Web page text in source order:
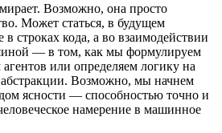
Возможно, она просто
Может статься, в будущем
в строках кода, а во взаимодействии
— в том, как мы формулируем
или определяем логику на
Возможно, мы начнем
ясности — способностью точно и
намерение в машинное